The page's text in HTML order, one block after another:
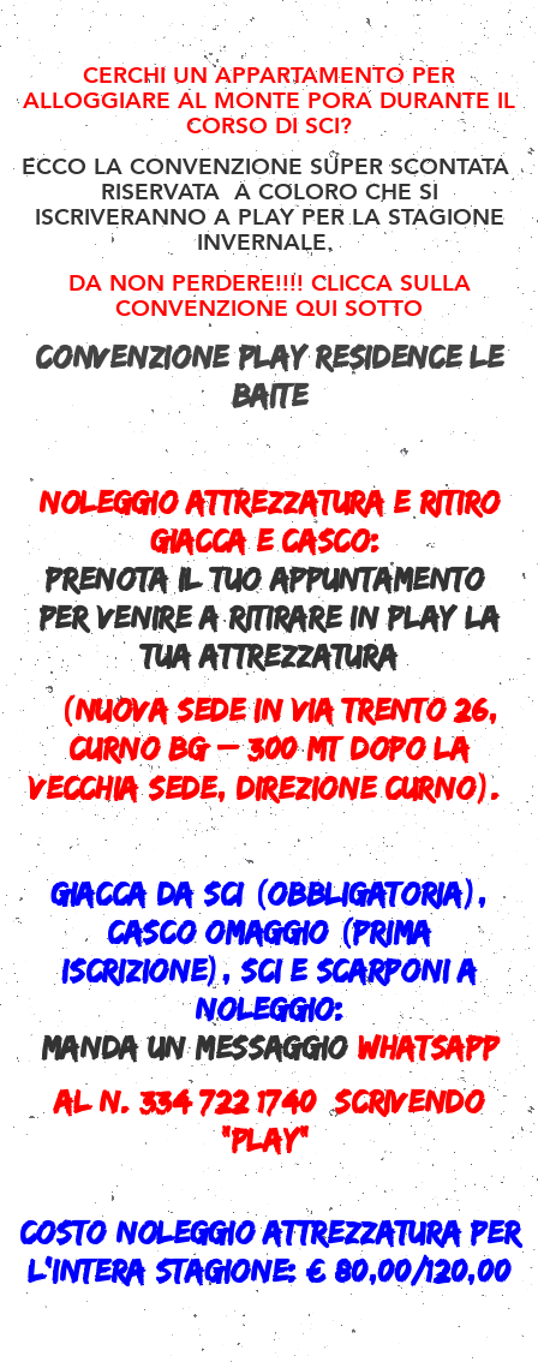
CERCHI UN APPARTAMENTO PER
ALLOGGIARE AL MONTE PORA DURANTE IL
CORSO DI SCI?
ECCO LA CONVENZIONE SUPER SCONTATA
RISERVATA A COLORO CHE SI
ISCRIVERANNO A PLAY PER LA STAGIONE
INVERNALE.
DA NON PERDERE!!!! CLICCA SULLA
CONVENZIONE QUI SOTTO
CONVENZIONE PLAY RESIDENCE LE
BAITE
NOLEGGIO ATTREZZATURA E RITIRO
GIACCA E CASCO:
PRENOTA IL TUO APPUNTAMENTO
PER VENIRE A RITIRARE IN PLAY LA
TUA ATTREZZATURA
(NUOVA SEDE in VIA TRENTO 26,
CURNO BG – 300 mt dopo la
vecchia sede, direzione Curno).
Giacca da sci (obbligatoria),
casco omaggio (prima
iscrizione), sci e scarponi a
noleggio:
MANDA UN MESSAGGIO WHATSAPP
AL N. 334 722 1740 SCRIVENDO
“PLAY”
COSTO NOLEGGIO ATTREZZATURA PER
L’INTERA STAGIONE: € 80,00/120,00